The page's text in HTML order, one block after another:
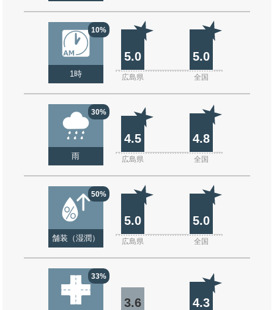
10%
1時
5.0 5.0
広島県 全国
30%
雨
4.5 4.8
広島県 全国
50%
舗装（湿潤）
5.0 5.0
広島県 全国
33%
3.6 4.3